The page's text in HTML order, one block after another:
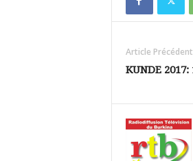
u
Article Précédent
KUNDE